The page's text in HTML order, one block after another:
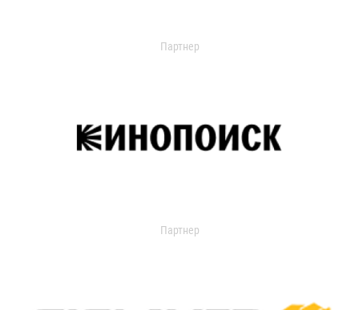
Партнер
Партнер